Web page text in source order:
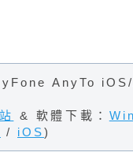
AnyTo
& 軟體下載：
/ iOS)